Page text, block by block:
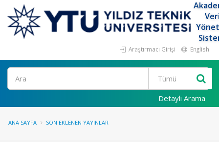
Araştırmacı Girişi English
Ara
Detaylı Arama
ANA SAYFA SON EKLENEN YAYINLAR